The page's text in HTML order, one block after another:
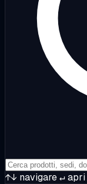
↑↓ navigare↵apri